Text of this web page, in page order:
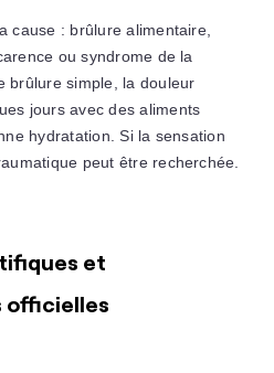
cause : brûlure alimentaire,
ou syndrome de la
brûlure simple, la douleur
jours avec des aliments
hydratation. Si la sensation
peut être recherchée.
et
officielles